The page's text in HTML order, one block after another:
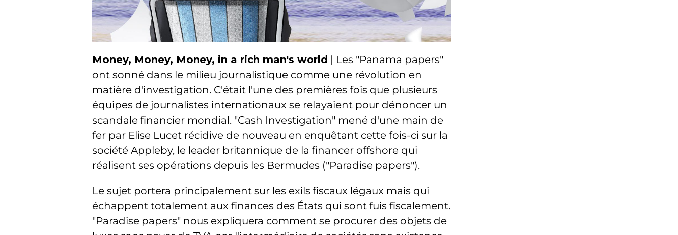
Money, Money, Money, in a rich man's world | Les "Panama papers"
ont sonné dans le milieu journalistique comme une révolution en
matière d'investigation. C'était l'une des premières fois que plusieurs
équipes de journalistes internationaux se relayaient pour dénoncer un
scandale financier mondial. "Cash Investigation" mené d'une main de
fer par Elise Lucet récidive de nouveau en enquêtant cette fois-ci sur la
société Appleby, le leader britannique de la financer offshore qui
réalisent ses opérations depuis les Bermudes ("Paradise papers").
Le sujet portera principalement sur les exils fiscaux légaux mais qui
échappent totalement aux finances des États qui sont fuis fiscalement.
"Paradise papers" nous expliquera comment se procurer des objets de